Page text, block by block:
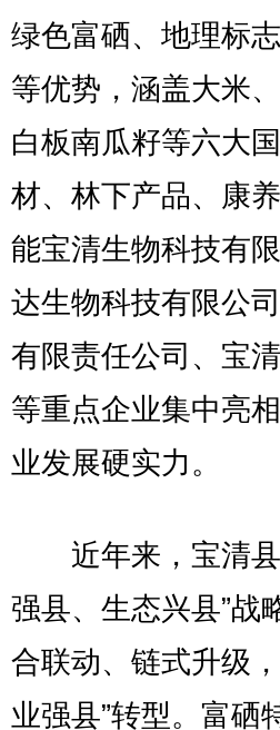
绿色富硒、地理标
等优势，涵盖大米
白板南瓜籽等六大
材、林下产品、康
能宝清生物科技有
达生物科技有限公
有限责任公司、宝
等重点企业集中亮
业发展硬实力。
近年来，宝清县
强县、生态兴县”战
合联动、链式升级
业强县”转型。富硒